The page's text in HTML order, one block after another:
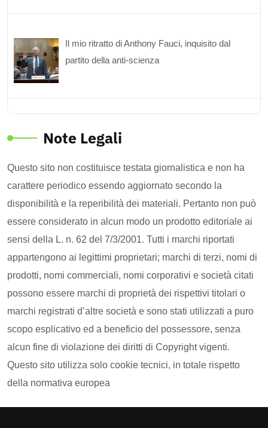
Il mio ritratto di Anthony Fauci, inquisito dal
partito della anti-scienza
Note Legali
Questo sito non costituisce testata giornalistica e non ha
carattere periodico essendo aggiornato secondo la
disponibilità e la reperibilità dei materiali. Pertanto non può
essere considerato in alcun modo un prodotto editoriale ai
sensi della L. n. 62 del 7/3/2001. Tutti i marchi riportati
appartengono ai legittimi proprietari; marchi di terzi, nomi di
prodotti, nomi commerciali, nomi corporativi e società citati
possono essere marchi di proprietà dei rispettivi titolari o
marchi registrati d’altre società e sono stati utilizzati a puro
scopo esplicativo ed a beneficio del possessore, senza
alcun fine di violazione dei diritti di Copyright vigenti.
Questo sito utilizza solo cookie tecnici, in totale rispetto
della normativa europea